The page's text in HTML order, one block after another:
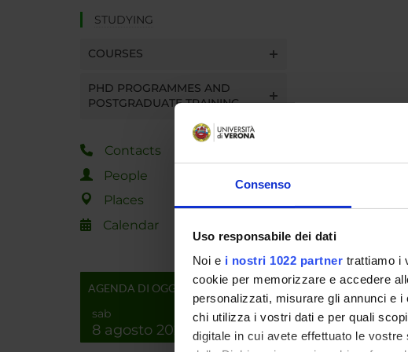
Consenso
Uso responsabile dei dati
Noi e i nostri 1022 partner trattiamo i
cookie per memorizzare e accedere
personalizzati, misurare gli annunci e
chi utilizza i vostri dati e per quali
digitale in cui avete effettuato le
STUDYING
COURSES
PHD PROGRAMMES AND
POSTGRADUATE TRAINING
Contacts
People
Places
Calendar
AGENDA DI OGGI
sab
8 agosto 2026